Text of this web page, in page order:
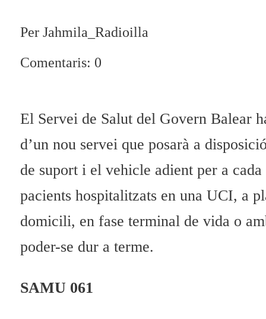
Per Jahmila_Radioilla
Comentaris: 0
El Servei de Salut del Govern Balear
d’un nou servei que posarà a
de suport i el vehicle adient per a
pacients hospitalitzats en una UCI, a
domicili, en fase terminal de vida o
poder-se dur a terme.
SAMU 061